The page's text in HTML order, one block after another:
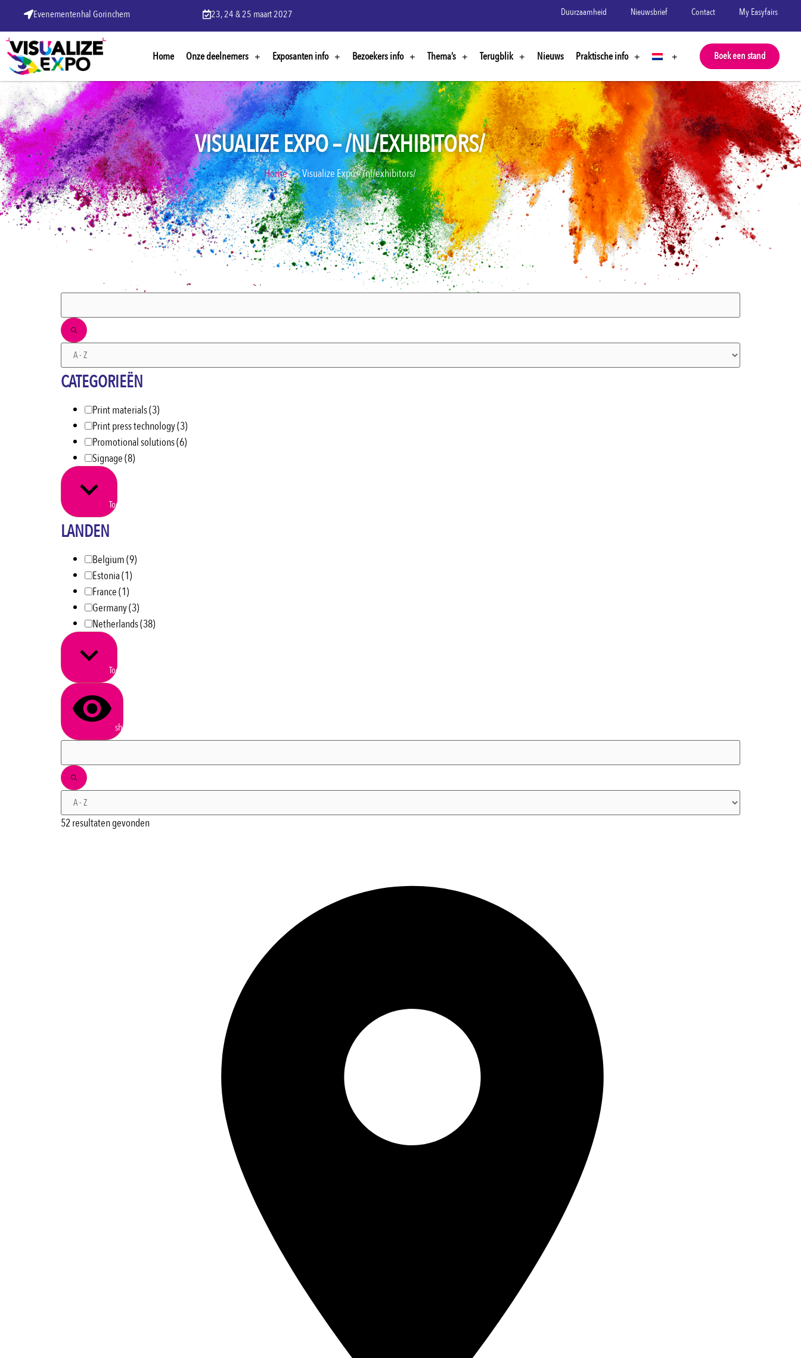
Evenementenhal Gorinchem 23, 24 & 25 maart 2027 Duurzaamheid Nieuwsbrief Contact My Easyfairs
Home Onze deelnemers Exposanten info Bezoekers info Thema’s Terugblik Nieuws Praktische info Boek een stand
VISUALIZE EXPO – /NL/EXHIBITORS/
Home Visualize Expo – /nl/exhibitors/
CATEGORIEËN
Print materials(3)
Print press technology(3)
Promotional solutions(6)
Signage(8)
Toon meer
LANDEN
Belgium(9)
Estonia(1)
France(1)
Germany(3)
Netherlands(38)
Toon meer
show results
52 resultaten gevonden